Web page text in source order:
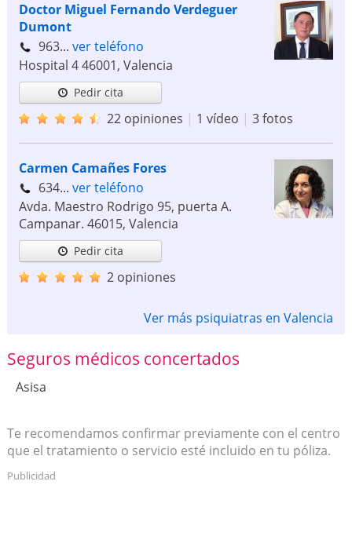
Doctor Miguel Fernando Verdeguer
Dumont
963... ver teléfono
Hospital 446001, Valencia
Pedir cita
22 opiniones | 1 vídeo | 3 fotos
Carmen Camañes Fores
634... ver teléfono
Avda. Maestro Rodrigo 95, puerta A.
Campanar. 46015, Valencia
Pedir cita
2 opiniones
Ver más psiquiatras en Valencia
Seguros médicos concertados
Asisa
Te recomendamos confirmar previamente con el centro
que el tratamiento o servicio esté incluido en tu póliza.
Publicidad